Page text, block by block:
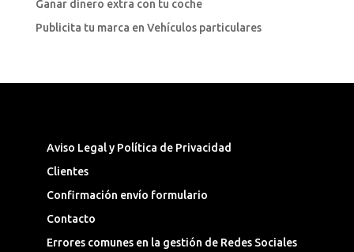
Ganar dinero extra con tu coche
Publicita tu marca en Vehículos particulares
Aviso Legal y Política de Privacidad
Clientes
Confirmación envío formulario
Contacto
Errores comunes en la gestión de Redes Sociales